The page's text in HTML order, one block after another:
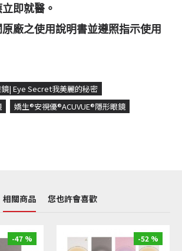
即就醫。
廠之使用說明書並遵照指示使用
| Eye Secret我美麗的秘密
嬌生®安視優®ACUVUE®隱形眼鏡
相關商品 您也許會喜歡
-47 % -52 %